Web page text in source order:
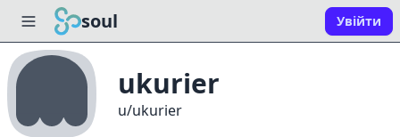
soul Увійти
ukurier
u/ukurier